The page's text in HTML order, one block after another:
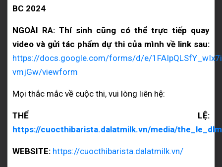
BC 2024
NGOÀI RA: Thí sinh cũng có thể trực tiếp quay
video và gửi tác phẩm dự thi của mình về link sau:
https://docs.google.com/forms/d/e/
vmjGw/viewform
Mọi thắc mắc về cuộc thi, vui lòng liên hệ:
THỂ LỆ:
https://cuocthibarista.dalatmilk.vn/media/
WEBSITE: https://cuocthibarista.dalatmilk.vn/